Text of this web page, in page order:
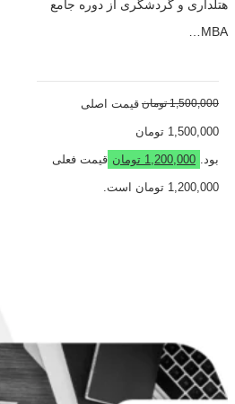
هتلداری و گردشگری از دوره جامع
MBA…
1,500,000 تومان قیمت اصلی
1,500,000 تومان
بود. 1,200,000 تومان قیمت فعلی
1,200,000 تومان است.